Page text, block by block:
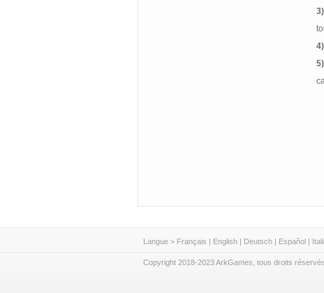
Langue > Français | English | Deutsch | Español |
Copyright 2018-2023 ArkGames, tous droits réservés.